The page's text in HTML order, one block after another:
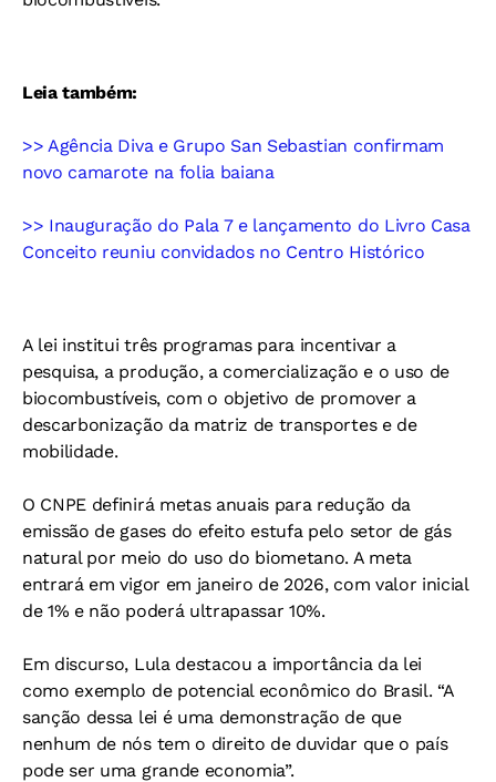
Leia também:
>> Agência Diva e Grupo San Sebastian confirmam
novo camarote na folia baiana
>> Inauguração do Pala 7 e lançamento do Livro Casa
Conceito reuniu convidados no Centro Histórico
A lei institui três programas para incentivar a
pesquisa, a produção, a comercialização e o uso de
biocombustíveis, com o objetivo de promover a
descarbonização da matriz de transportes e de
mobilidade.
O CNPE definirá metas anuais para redução da
emissão de gases do efeito estufa pelo setor de gás
natural por meio do uso do biometano. A meta
entrará em vigor em janeiro de 2026, com valor inicial
de 1% e não poderá ultrapassar 10%.
Em discurso, Lula destacou a importância da lei
como exemplo de potencial econômico do Brasil. “A
sanção dessa lei é uma demonstração de que
nenhum de nós tem o direito de duvidar que o país
pode ser uma grande economia”.